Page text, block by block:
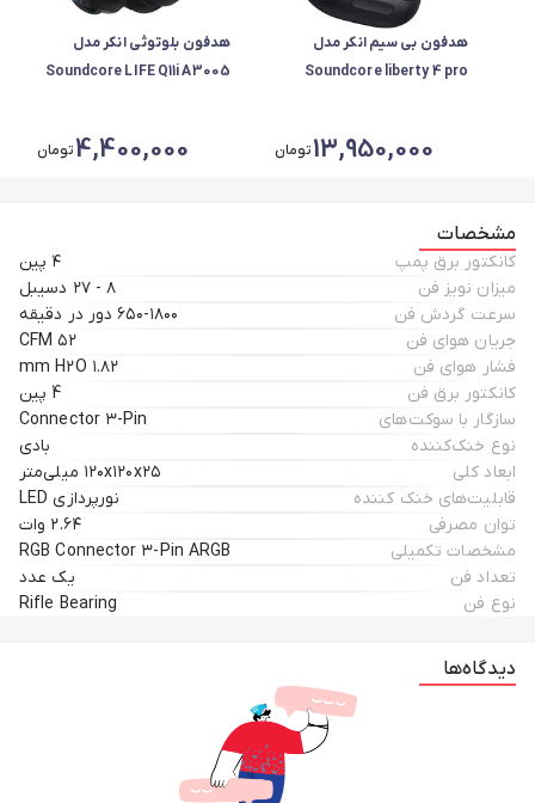
هدفون بی سیم انکر مدل
Soundcore liberty 4 pro
13,950,000تومان
هدفون بلوتوثی انکر مدل
Soundcore LIFE Q11i A3005
4,400,000تومان
مشخصات
کانکتور برق پمپ
۴ پین
میزان نویز فن
۸ - ۲۷ دسیبل
سرعت گردش فن
۶۵۰-۱۸۰۰ دور در دقیقه
جریان هوای فن
۵۲ CFM
فشار هوای فن
۱.۸۲ mm H۲O
کانکتور برق فن
4 پین
سازگار با سوکت‌های
Connector ۳-Pin
نوع خنک‌کننده
بادی
ابعاد کلی
۱۲۰x۱۲۰x۲۵ میلی‌متر
قابلیت‌های خنک کننده
نورپردازی LED
توان مصرفی
۲.۶۴ وات
مشخصات تکمیلی
RGB Connector ۳-Pin ARGB
تعداد فن
یک عدد
نوع فن
Rifle Bearing
دیدگاه‌ها